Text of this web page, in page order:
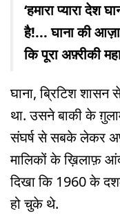
‘हमारा प्यारा देश
है!... घाना की
कि पूरा अफ़्रीकी
घाना, ब्रिटिश शासन
था. उसने बाकी के
संघर्ष से सबके लेकर
मालिकों के ख़िलाफ़
दिखा कि 1960 के
हो चुके थे.